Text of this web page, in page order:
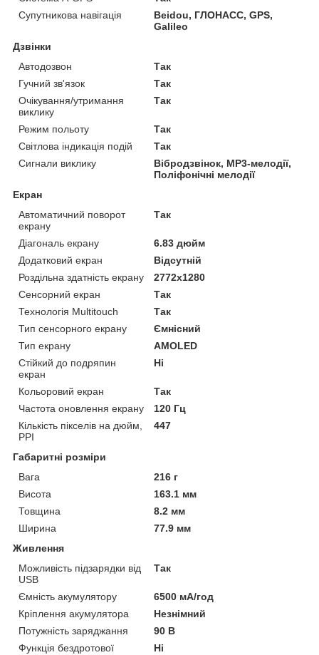
Супутникова навігація
Beidou, ГЛОНАСС, GPS,
Galileo
Дзвінки
Автодозвон
Так
Гучний зв'язок
Так
Очікування/утримання
виклику
Так
Режим польоту
Так
Світлова індикація подій
Так
Сигнали виклику
Вібродзвінок, MP3-мелодії,
Поліфонічні мелодії
Екран
Автоматичний поворот
екрану
Так
Діагональ екрану
6.83 дюйм
Додатковий екран
Відсутній
Роздільна здатність екрану
2772x1280
Сенсорний екран
Так
Технологія Multitouch
Так
Тип сенсорного екрану
Ємнісний
Тип екрану
AMOLED
Стійкий до подряпин
екран
Ні
Кольоровий екран
Так
Частота оновлення екрану
120 Гц
Кількість пікселів на дюйм,
PPI
447
Габаритні розміри
Вага
216 г
Висота
163.1 мм
Товщина
8.2 мм
Ширина
77.9 мм
Живлення
Можливість підзарядки від
USB
Так
Ємність акумулятору
6500 мА/год
Кріплення акумулятора
Незнімний
Потужність заряджання
90 В
Функція бездротової
Ні